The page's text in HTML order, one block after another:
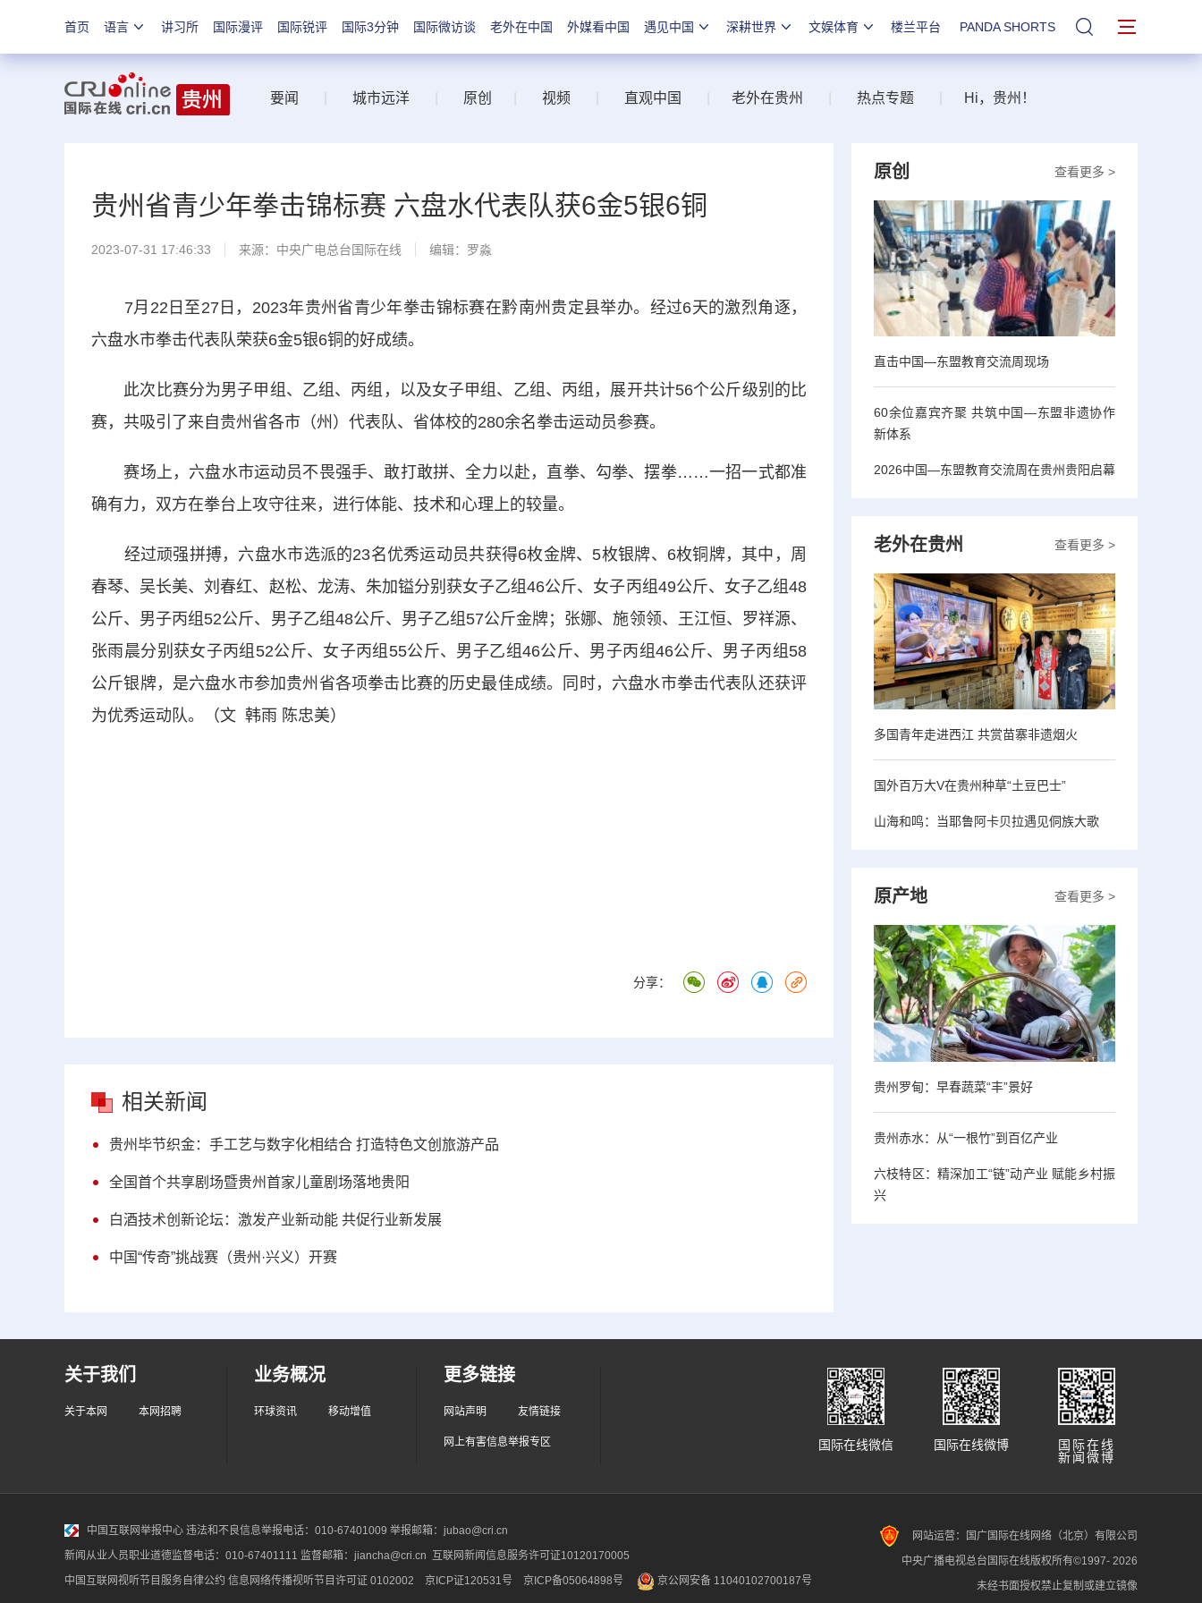
首页 语言 讲习所 国际漫评 国际锐评 国际3分钟 国际微访谈 老外在中国 外媒看中国 遇见中国 深耕世界 文娱体育 楼兰平台 PANDA SHORTS 站内搜索
要闻 城市远洋 原创 视频 直观中国 老外在贵州 热点专题 Hi，贵州！
贵州省青少年拳击锦标赛 六盘水代表队获6金5银6铜
2023-07-31 17:46:33 来源：中央广电总台国际在线 编辑：罗淼
7月22日至27日，2023年贵州省青少年拳击锦标赛在黔南州贵定县举办。经过6天的激烈角逐，
六盘水市拳击代表队荣获6金5银6铜的好成绩。
此次比赛分为男子甲组、乙组、丙组，以及女子甲组、乙组、丙组，展开共计56个公斤级别的比
赛，共吸引了来自贵州省各市（州）代表队、省体校的280余名拳击运动员参赛。
赛场上，六盘水市运动员不畏强手、敢打敢拼、全力以赴，直拳、勾拳、摆拳……一招一式都准
确有力，双方在拳台上攻守往来，进行体能、技术和心理上的较量。
经过顽强拼搏，六盘水市选派的23名优秀运动员共获得6枚金牌、5枚银牌、6枚铜牌，其中，周
春琴、吴长美、刘春红、赵松、龙涛、朱加镒分别获女子乙组46公斤、女子丙组49公斤、女子乙组48
公斤、男子丙组52公斤、男子乙组48公斤、男子乙组57公斤金牌；张娜、施领领、王江恒、罗祥源、
张雨晨分别获女子丙组52公斤、女子丙组55公斤、男子乙组46公斤、男子丙组46公斤、男子丙组58
公斤银牌，是六盘水市参加贵州省各项拳击比赛的历史最佳成绩。同时，六盘水市拳击代表队还获评
为优秀运动队。（文 韩雨 陈忠美）
分享：
相关新闻
贵州毕节织金：手工艺与数字化相结合 打造特色文创旅游产品
全国首个共享剧场暨贵州首家儿童剧场落地贵阳
白酒技术创新论坛：激发产业新动能 共促行业新发展
中国“传奇”挑战赛（贵州·兴义）开赛
查看更多 >
原创
直击中国—东盟教育交流周现场
60余位嘉宾齐聚 共筑中国—东盟非遗协作
新体系
2026中国—东盟教育交流周在贵州贵阳启幕
查看更多 >
老外在贵州
多国青年走进西江 共赏苗寨非遗烟火
国外百万大V在贵州种草“土豆巴士”
山海和鸣：当耶鲁阿卡贝拉遇见侗族大歌
查看更多 >
原产地
贵州罗甸：早春蔬菜“丰”景好
贵州赤水：从“一根竹”到百亿产业
六枝特区：精深加工“链”动产业 赋能乡村振
兴
关于我们
关于本网 本网招聘
业务概况
环球资讯 移动增值
更多链接
网站声明 友情链接
网上有害信息举报专区
国际在线
新闻微博
国际在线微博
国际在线微信
中国互联网举报中心 违法和不良信息举报电话：010-67401009 举报邮箱：jubao@cri.cn
新闻从业人员职业道德监督电话：010-67401111 监督邮箱：jiancha@cri.cn 互联网新闻信息服务许可证10120170005
中国互联网视听节目服务自律公约 信息网络传播视听节目许可证 0102002 京ICP证120531号 京ICP备05064898号 京公网安备 11040102700187号
网站运营：国广国际在线网络（北京）有限公司
中央广播电视总台国际在线版权所有©1997- 2026
未经书面授权禁止复制或建立镜像